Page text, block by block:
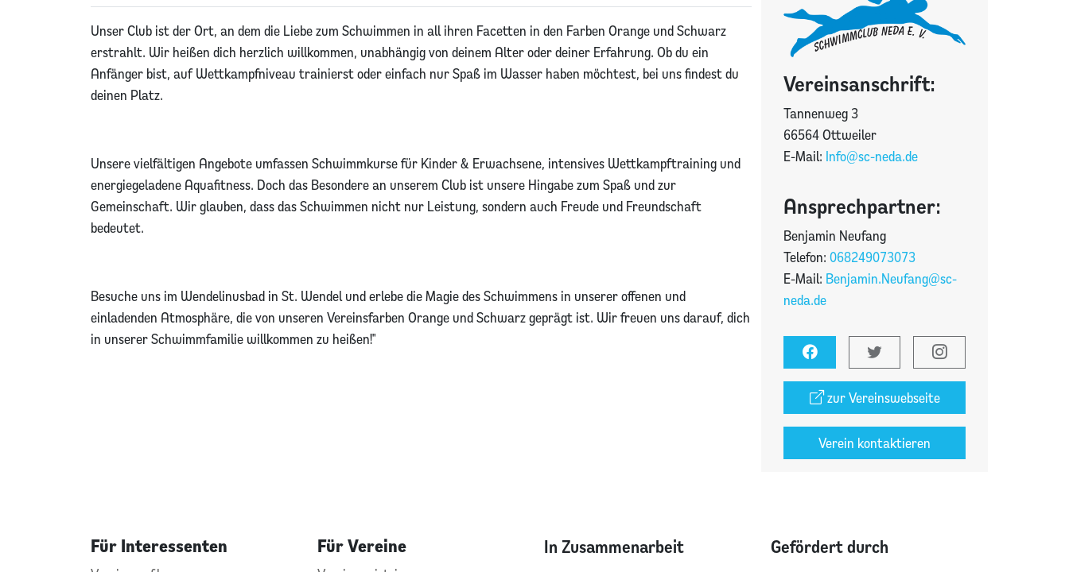
Unser Club ist der Ort, an dem die Liebe zum Schwimmen in all ihren Facetten in den Farben Orange und Schwarz
erstrahlt. Wir heißen dich herzlich willkommen, unabhängig von deinem Alter oder deiner Erfahrung. Ob du ein
Anfänger bist, auf Wettkampfniveau trainierst oder einfach nur Spaß im Wasser haben möchtest, bei uns findest du
deinen Platz.
Unsere vielfältigen Angebote umfassen Schwimmkurse für Kinder & Erwachsene, intensives Wettkampftraining und
energiegeladene Aquafitness. Doch das Besondere an unserem Club ist unsere Hingabe zum Spaß und zur
Gemeinschaft. Wir glauben, dass das Schwimmen nicht nur Leistung, sondern auch Freude und Freundschaft
bedeutet.
Besuche uns im Wendelinusbad in St. Wendel und erlebe die Magie des Schwimmens in unserer offenen und
einladenden Atmosphäre, die von unseren Vereinsfarben Orange und Schwarz geprägt ist. Wir freuen uns darauf, dich
in unserer Schwimmfamilie willkommen zu heißen!"
Vereinsanschrift:
Tannenweg 3
66564 Ottweiler
E-Mail: Info@sc-neda.de
Ansprechpartner:
Benjamin Neufang
Telefon: 068249073073
E-Mail: Benjamin.Neufang@sc-
neda.de
zur Vereinswebseite
Verein kontaktieren
Für Interessenten Für Vereine In Zusammenarbeit Gefördert durch